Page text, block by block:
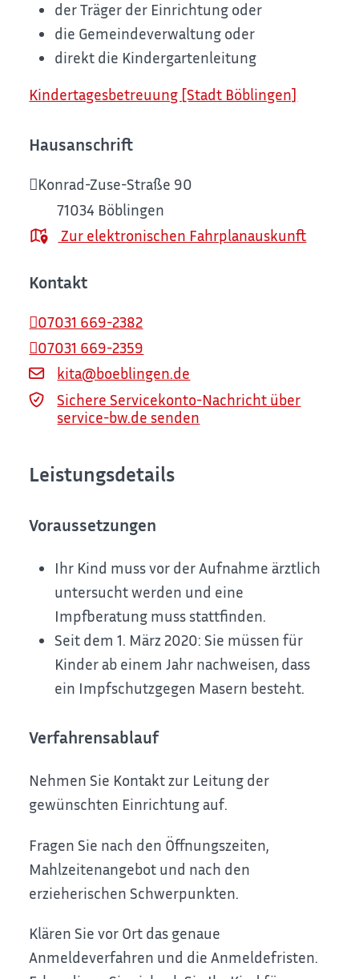
der Träger der Einrichtung oder
die Gemeindeverwaltung oder
direkt die Kindergartenleitung
Kindertagesbetreuung [Stadt Böblingen]
Hausanschrift
Konrad-Zuse-Straße 90
71034 Böblingen
Zur elektronischen Fahrplanauskunft
Kontakt
07031 669-2382
07031 669-2359
kita@boeblingen.de
Sichere Servicekonto-Nachricht über
service-bw.de senden
Leistungsdetails
Voraussetzungen
Ihr Kind muss vor der Aufnahme ärztlich
untersucht werden und eine
Impfberatung muss stattfinden.
Seit dem 1. März 2020: Sie müssen für
Kinder ab einem Jahr nachweisen, dass
ein Impfschutzgegen Masern besteht.
Verfahrensablauf
Nehmen Sie Kontakt zur Leitung der
gewünschten Einrichtung auf.
Fragen Sie nach den Öffnungszeiten,
Mahlzeitenangebot und nach den
erzieherischen Schwerpunkten.
Klären Sie vor Ort das genaue
Anmeldeverfahren und die Anmeldefristen.